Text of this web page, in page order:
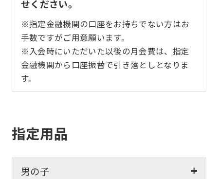
せください。
※指定金融機関の口座をお持ちでない方はお
手数ですがご用意願います。
※入会時にいただいた以後の月会費は、指定
金融機関から口座振替で引き落としとなりま
す。
指定用品
男の子